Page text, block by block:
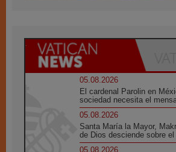
05.08.2026
El cardenal Parolin en
sociedad necesita el
05.08.2026
Santa María la Mayor,
de Dios desciende sobre el
05.08.2026